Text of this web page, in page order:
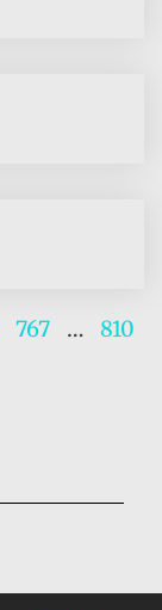
767 …
810